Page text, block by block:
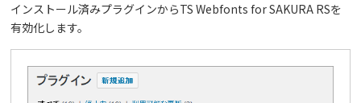
インストール済みプラグインからTS Webfonts for SAKURA RSを
有効化します。